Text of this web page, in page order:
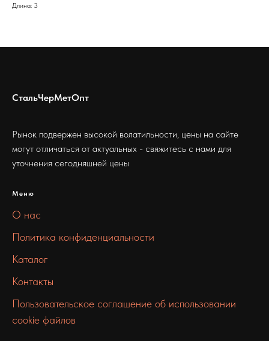
Длина: 3
СтальЧерМетОпт
Рынок подвержен высокой волатильности, цены на сайте
могут отличаться от актуальных - свяжитесь с нами для
уточнения сегодняшней цены
Меню
О нас
Политика конфиденциальности
Каталог
Контакты
Пользовательское соглашение об использовании
cookie файлов